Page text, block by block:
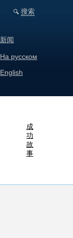
搜索
新闻
На русском
English
成
功
故
事